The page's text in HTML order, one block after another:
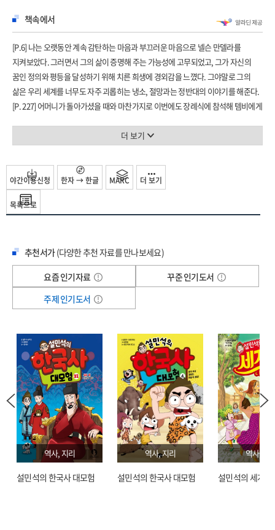
(Conversations with Myself)』는 한 번도 공개되지 않았던 만델라의 개인 기록에
근거하여 위대한 지도자의 사생활을 들여다보는 독특한 창이다.
만델라의 오류, 실패, 무력감까지 고스란히 드러낸 자화상!
비로소 만델라의 민얼굴이 『나 자신과의 대화』에서 드러난다.
ANC(아프리카민족회의)의 청년 회원으로 활동하며 무력 투쟁을 위한 군사훈련까지
받았던 피 끓는 청년 시절부터, 감옥에 수감되어 사색의 힘을 얻고, 석방되어 ANC
의장으로 선출되어 실용적인 노선을 추구하고, 마침내 대통령으로 당선되기까지,
갈등과 세계관의 변화, 그 속에서 내린 결단의 순간이 생동감 있게 그려져 있다. 또한
『자유를 향한 머나먼 길』 초고를 검토하는 과정에서 어떤 원칙으로 어떤 내용을
수정/삭제했는지 그 숨겨진 뒷이야기가 공개되며, 최대한 무덤덤하게 쓰려했으나
자신의 본심은 숨기지 못하는 연애편지도 수록되어 있다. 무엇보다도, 위인 또는
관념이 아니라 행동으로 쓴, 반성과 진심으로 가득한 지혜의 書!
『나 자신과의 대화』에 인용된 자료는 크게 네 가지로 나뉜다. 첫째, 27년여의
리처드 스텡글(당시 〈타임〉지 편집장)과 나눈 50시간의 인터뷰 녹취 자료. 셋째,
수감 전부터 이후까지 죽 기록한 일기. 넷째, 『자유를 향한 머나먼 길』의 속편으로
쓴 미출간 원고다.
1부 목가에는 그가 전 세계에서 가장 혁명적인 사람이 되었을 때조차 남아프리카의
전통적 문화와 세계관을 버리지 못했던 배경이 잘 설명되고 있다. 템부족 왕족
출신으로 태어난 그는 어린 시절부터 마을의 원로들이 자리한 회의에서 사람들의
말을 잘 듣고 새기는 훈련을 했다. 템부족 어른들의 입에서 입으로 전해 내려온 자기
뿌리의 역사에 대단한 자긍심을 가지고 있었고, 이것은 ‘자유의 투사’로 한평생
고난의 길을 걷는 데 가장 중요한 자산이 됐다.
책속에서
[P.6] 나는 오랫동안 계속 감탄하는 마음과 부끄러운 마음으로 넬슨 만델라를
지켜보았다. 그러면서 그의 삶이 증명해 주는 가능성에 고무되었고, 그가 자신의
꿈인 정의와 평등을 달성하기 위해 치른 희생에 경외감을 느꼈다. 그야말로 그의
삶은 우리 세계를 너무도 자주 괴롭히는 냉소, 절망과는 정반대의 이야기를 해준다.
[P. 227] 어머니가 돌아가셨을 때와 마찬가지로 이번에도 장례식에 참석해 템비에게
없었지만, 그래도 묘지에 갈 수 없다는 것을 알았을 때는 가슴이 찢어졌습니다.
문제를 생각할 때 살아야 할 긴 형기, 하지 않을 수 없는 고된 노동, 거칠고 맛없는
식사, 모든 재소자에게 엄습하는 지루함, 날마다 똑같은 삶이 반복될 때 인간이 겪는
좌절감에 더 관심을 기울이는 경향이 있습니다. 그러나 우리 가운데 일부는 이보다
훨씬 고통스러운 경험들을 했습니다. 그 경험들은 존재를, 영혼을 너무 깊숙이
냉철하게 규칙적으로 살펴보기에 이상적인 곳임을 발견할지도 모르오. 우리는
자신이 개인으로서 얼마나 진보했는지를 판단할 때 사회적 지위와 영향력, 인기, 부,
교육 수준 같은 외적 요소들에 집중하는 경향이 있소. 물론 이런 것들도 물질적
문제에서 자신의 성공 여부를 평가할 때는 중요하고, 많은 사람이 주로 이 모든 것을
성취하려고 애쓰는 것도 충분히 이해할 수 있는 일이오. 그러나 자신이 인간으로서
성실하고 소박하고 겸손하며 순수하게 너그럽고 허영심이 없고 남을 위해 기꺼이
일하는 것, 이 모두는 누구나 얻기 쉬운 것들이지만 우리의 정신적 삶의 바탕을
이루는 자질들이오. 그런데 이런 성질의 문제에서 성장과 발전은 진지한 자기 성찰
없이는, 자신을 알지 못하고는, 자신의 약점과 잘못을 모르고는 상상할 수도 없다오.
감옥은 다른 것은 몰라도 날마다 자신의 행동을 낱낱이 들여다볼 수 있는, 나쁜 것은
극복하고 좋은 것은 무엇이든 발전시킬 수 있는 기회를 준다오. 이 점에서 날마다
잠자리에 들기 전에 15분 정도 규칙적으로 명상을 하면 아주 알찬 결과를 얻을 수
있소. 처음에는 자신의 삶에서 부정적인 것들을 정확히 집어내기가 어려울지
몰라도, 계속 시도하다 보면 열 번째에는 알찬 보상을 얻을 수 있다오. 성인은 계속
노력하는 죄인이라는 것을 잊지 마시오.
더 보기
목록으로
야간이용신청 한자 → 한글 MARC 더 보기
추천서가(다양한 추천 자료를 만나보세요)
요즘 인기자료
꾸준 인기도서
주제 인기도서
역사, 지리
설민석의 한국사 대모험
역사, 지리
설민석의 한국사 대모험
역사, 지
설민석의 세계사